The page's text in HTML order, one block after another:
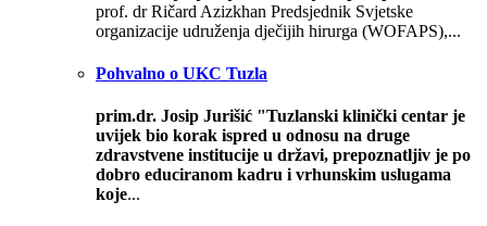
prof. dr Ričard Azizkhan Predsjednik Svjetske
organizacije udruženja dječijih hirurga (WOFAPS),...
Pohvalno o UKC Tuzla
prim.dr. Josip Jurišić "Tuzlanski klinički centar je
uvijek bio korak ispred u odnosu na druge
zdravstvene institucije u državi, prepoznatljiv je po
dobro educiranom kadru i vrhunskim uslugama
koje...